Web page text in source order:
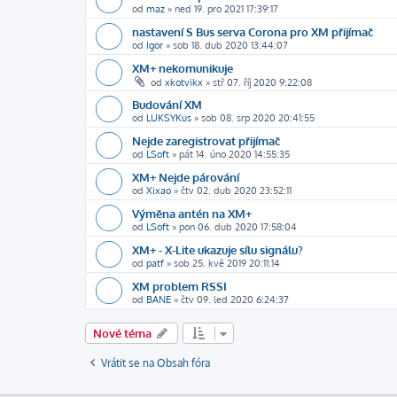
od maz » ned 19. pro 2021 17:39:17
nastavení S Bus serva Corona pro XM přijímač
od Igor » sob 18. dub 2020 13:44:07
XM+ nekomunikuje
od xkotvikx » stř 07. říj 2020 9:22:08
Budování XM
od LUKSYKus » sob 08. srp 2020 20:41:55
Nejde zaregistrovat přijímač
od LSoft » pát 14. úno 2020 14:55:35
XM+ Nejde párování
od Xixao » čtv 02. dub 2020 23:52:11
Výměna antén na XM+
od LSoft » pon 06. dub 2020 17:58:04
XM+ - X-Lite ukazuje sílu signálu?
od patf » sob 25. kvě 2019 20:11:14
XM problem RSSI
od BANE » čtv 09. led 2020 6:24:37
Nové téma
Vrátit se na Obsah fóra